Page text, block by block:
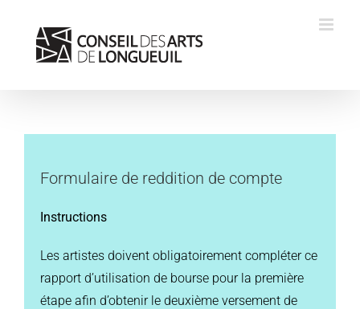
content
Formulaire de reddition de compte
Instructions
Les artistes doivent obligatoirement compléter ce
rapport d’utilisation de bourse pour la première
étape afin d’obtenir le deuxième versement de